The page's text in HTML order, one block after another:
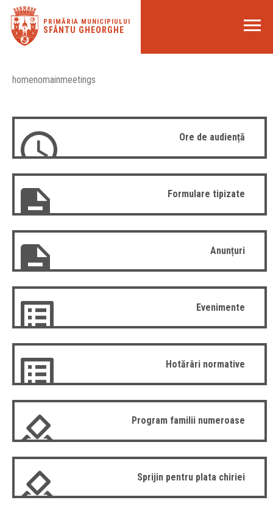
PRIMĂRIA MUNICIPIULUI
SFÂNTU GHEORGHE
homenomainmeetings
Ore de audiență
Formulare tipizate
Anunțuri
Evenimente
Hotărâri normative
Program familii numeroase
Sprijin pentru plata chiriei